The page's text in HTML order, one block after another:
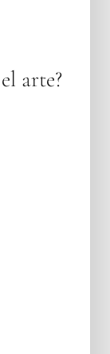
arte?